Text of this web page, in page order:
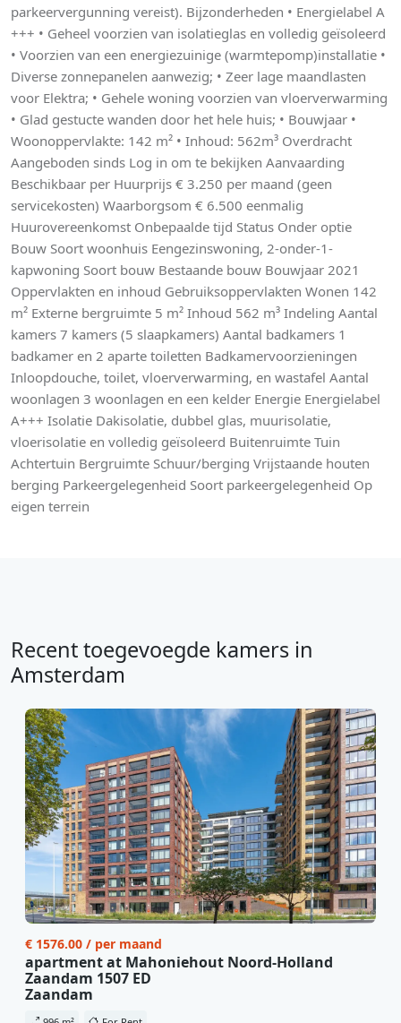
parkeervergunning vereist). Bijzonderheden • Energielabel A
+++ • Geheel voorzien van isolatieglas en volledig geïsoleerd
• Voorzien van een energiezuinige (warmtepomp)installatie •
Diverse zonnepanelen aanwezig; • Zeer lage maandlasten
voor Elektra; • Gehele woning voorzien van vloerverwarming
• Glad gestucte wanden door het hele huis; • Bouwjaar •
Woonoppervlakte: 142 m² • Inhoud: 562m³ Overdracht
Aangeboden sinds Log in om te bekijken Aanvaarding
Beschikbaar per Huurprijs € 3.250 per maand (geen
servicekosten) Waarborgsom € 6.500 eenmalig
Huurovereenkomst Onbepaalde tijd Status Onder optie
Bouw Soort woonhuis Eengezinswoning, 2-onder-1-
kapwoning Soort bouw Bestaande bouw Bouwjaar 2021
Oppervlakten en inhoud Gebruiksoppervlakten Wonen 142
m² Externe bergruimte 5 m² Inhoud 562 m³ Indeling Aantal
kamers 7 kamers (5 slaapkamers) Aantal badkamers 1
badkamer en 2 aparte toiletten Badkamervoorzieningen
Inloopdouche, toilet, vloerverwarming, en wastafel Aantal
woonlagen 3 woonlagen en een kelder Energie Energielabel
A+++ Isolatie Dakisolatie, dubbel glas, muurisolatie,
vloerisolatie en volledig geïsoleerd Buitenruimte Tuin
Achtertuin Bergruimte Schuur/berging Vrijstaande houten
berging Parkeergelegenheid Soort parkeergelegenheid Op
eigen terrein
Recent toegevoegde kamers in
Amsterdam
€ 1576.00 / per maand
apartment at Mahoniehout Noord-Holland
Zaandam 1507 ED
Zaandam